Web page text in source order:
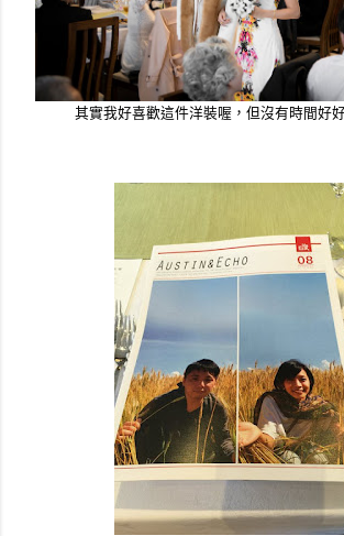
其實我好喜歡這件洋裝喔，但沒有時間好